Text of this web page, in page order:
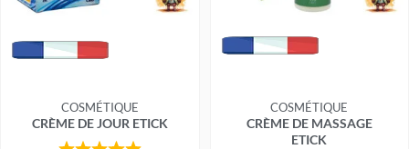
COSMÉTIQUE
CRÈME DE JOUR ETICK
COSMÉTIQUE
CRÈME DE MASSAGE
ETICK